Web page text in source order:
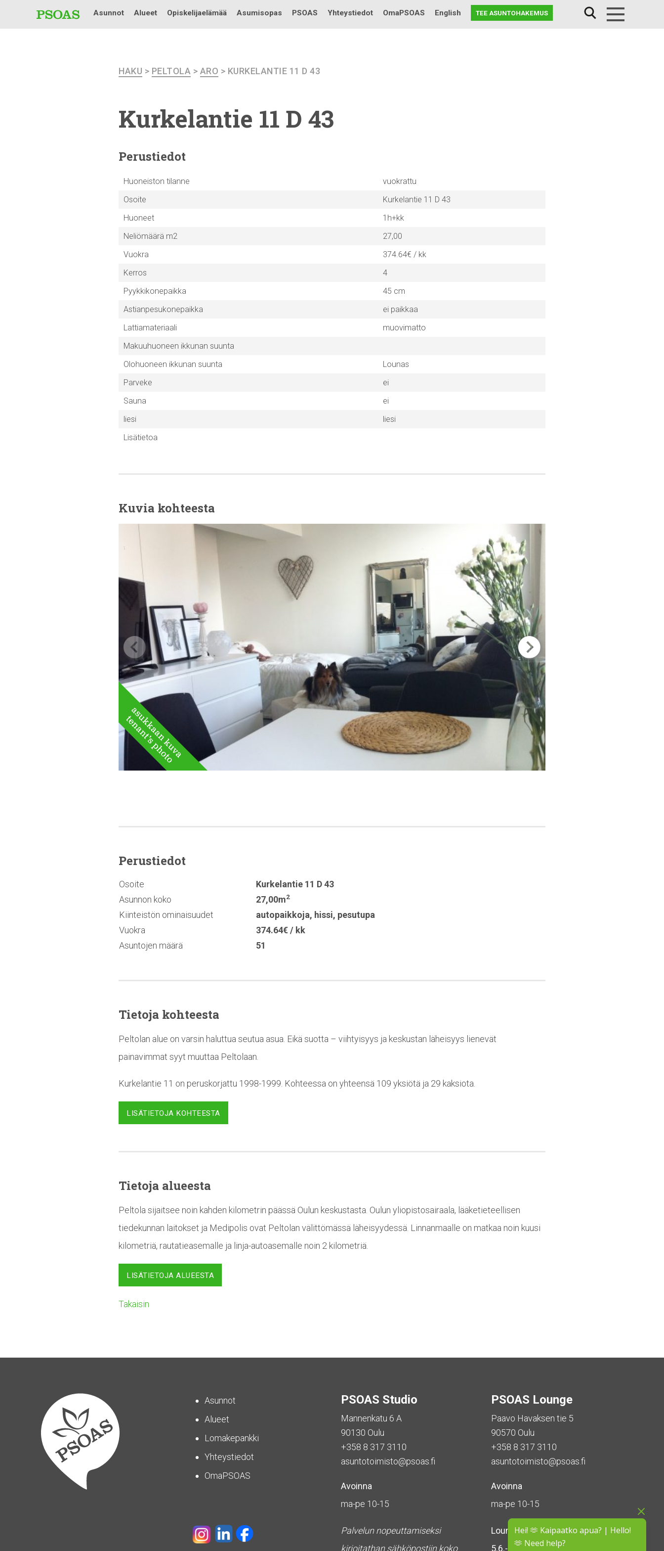
Hei! 🫶 Kaipaatko apua? | Hello!
🫶 Need help?
Testi
Asunnot Alueet Opiskelijaelämää Asumisopas PSOAS Yhteystiedot OmaPSOAS English TEE ASUNTOHAKEMUS
HAKU > PELTOLA > ARO > KURKELANTIE 11 D 43
Kurkelantie 11 D 43
Perustiedot
Huoneiston tilanne
vuokrattu
Osoite
Kurkelantie 11 D 43
Huoneet
1h+kk
Neliömäärä m2
27,00
Vuokra
374.64€ / kk
Kerros
4
Pyykkikonepaikka
45 cm
Astianpesukonepaikka
ei paikkaa
Lattiamateriaali
muovimatto
Makuuhuoneen ikkunan suunta
Olohuoneen ikkunan suunta
Lounas
Parveke
ei
Sauna
ei
liesi
liesi
Lisätietoa
Kuvia kohteesta
Perustiedot
Osoite
Kurkelantie 11 D 43
Asunnon koko
27,00m2
Kiinteistön ominaisuudet autopaikkoja, hissi, pesutupa
Vuokra
374.64€ / kk
Asuntojen määrä
51
Tietoja kohteesta
Peltolan alue on varsin haluttua seutua asua. Eikä suotta – viihtyisyys ja keskustan läheisyys lienevät
painavimmat syyt muuttaa Peltolaan.
Kurkelantie 11 on peruskorjattu 1998-1999. Kohteessa on yhteensä 109 yksiötä ja 29 kaksiota.
LISÄTIETOJA KOHTEESTA
Tietoja alueesta
Peltola sijaitsee noin kahden kilometrin päässä Oulun keskustasta. Oulun yliopistosairaala, lääketieteellisen
tiedekunnan laitokset ja Medipolis ovat Peltolan välittömässä läheisyydessä. Linnanmaalle on matkaa noin kuusi
kilometriä, rautatieasemalle ja linja-autoasemalle noin 2 kilometriä.
LISÄTIETOJA ALUEESTA
Takaisin
Asunnot
Alueet
Lomakepankki
Yhteystiedot
OmaPSOAS
PSOAS Studio
Mannenkatu 6 A
90130 Oulu
+358 8 317 3110
asuntotoimisto@psoas.fi
Avoinna
ma-pe 10-15
Palvelun nopeuttamiseksi
kirjoitathan sähköpostiin koko
PSOAS Lounge
Paavo Havaksen tie 5
90570 Oulu
+358 8 317 3110
asuntotoimisto@psoas.fi
Avoinna
ma-pe 10-15
Lounge onsuljettu kesän ajan
5.6.-16.8.2026